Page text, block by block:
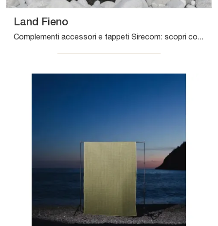
Land Fieno
Complementi accessori e tappeti Sirecom: scopri come valorizzare i tuoi interni moderni con il modello Land Fieno.